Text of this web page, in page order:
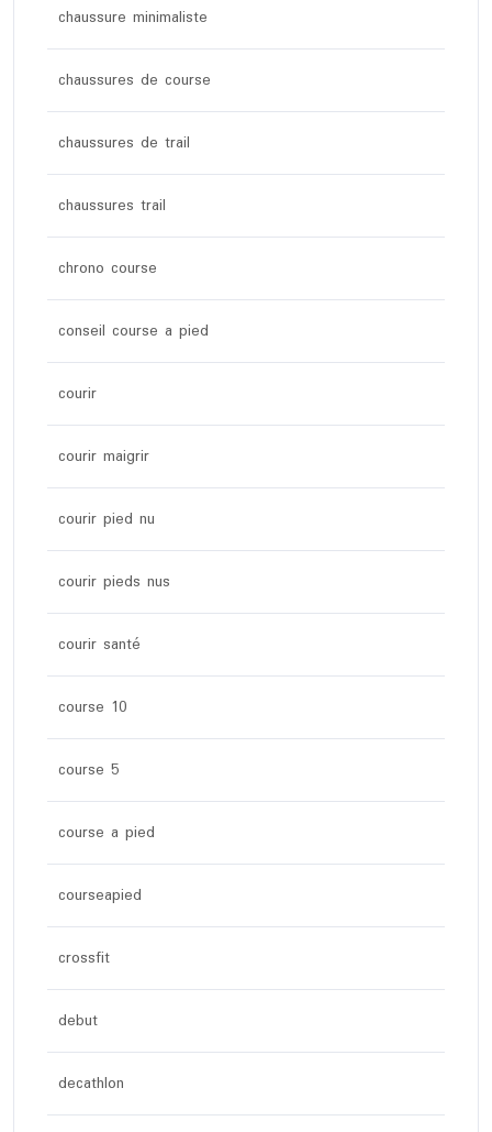
chaussure minimaliste
chaussures de course
chaussures de trail
chaussures trail
chrono course
conseil course a pied
courir
courir maigrir
courir pied nu
courir pieds nus
courir santé
course 10
course 5
course a pied
courseapied
crossfit
debut
decathlon